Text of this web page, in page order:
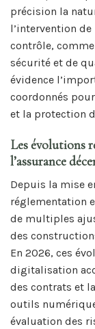
précision la
l’intervention de
contrôle,
sécurité et de
évidence
coordonnés
et la protection
Les évolutions
l’assurance
Depuis la mise
réglementation
de multiples
des
En 2026, ces
digitalisation
des contrats et
outils
évaluation des